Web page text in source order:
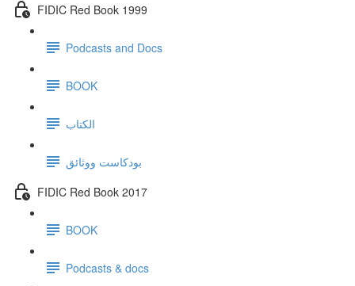
FIDIC Red Book 1999
Podcasts and Docs
BOOK
الكتاب
بودكاست ووثائق
FIDIC Red Book 2017
BOOK
Podcasts & docs